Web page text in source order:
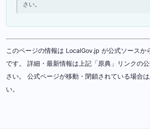
さい。
このページの情報は LocalGov.jp が公式ソースか
です。 詳細・最新情報は上記「原典」リンクの
さい。 公式ページが移動・閉鎖されている場合は
い。